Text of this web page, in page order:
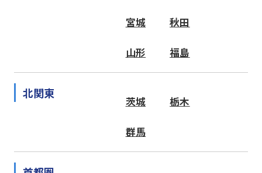
宮城 秋田
山形 福島
北関東
茨城 栃木
群馬